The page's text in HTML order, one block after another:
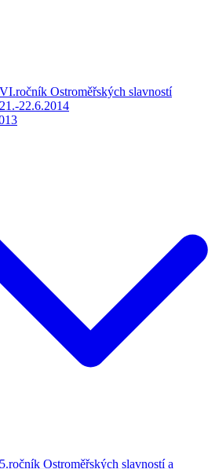
VI.ročník Ostroměřských slavností
21.-22.6.2014
5.ročník Ostroměřských slavností a